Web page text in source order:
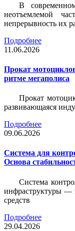
В
неотъемлемой
непрерывность их
Подробнее
11.06.2026
Прокат
ритме мегаполиса
Прокат
развивающаяся
Подробнее
09.06.2026
Система для
Основа
Система
инфраструктуры —
средств
Подробнее
29.04.2026